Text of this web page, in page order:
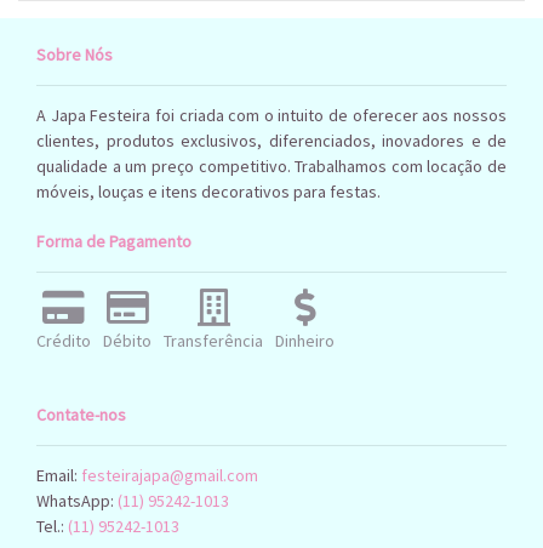
Sobre Nós
A Japa Festeira foi criada com o intuito de oferecer aos nossos
clientes, produtos exclusivos, diferenciados, inovadores e de
qualidade a um preço competitivo. Trabalhamos com locação de
móveis, louças e itens decorativos para festas.
Forma de Pagamento
Crédito Débito Transferência Dinheiro
Contate-nos
Email: festeirajapa@gmail.com
WhatsApp: (11) 95242-1013
Tel.: (11) 95242-1013